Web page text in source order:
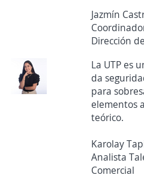
Jazmín
Dirección
La UTP es
da
para
elementos
teórico.
Karolay
Analista
Comercial